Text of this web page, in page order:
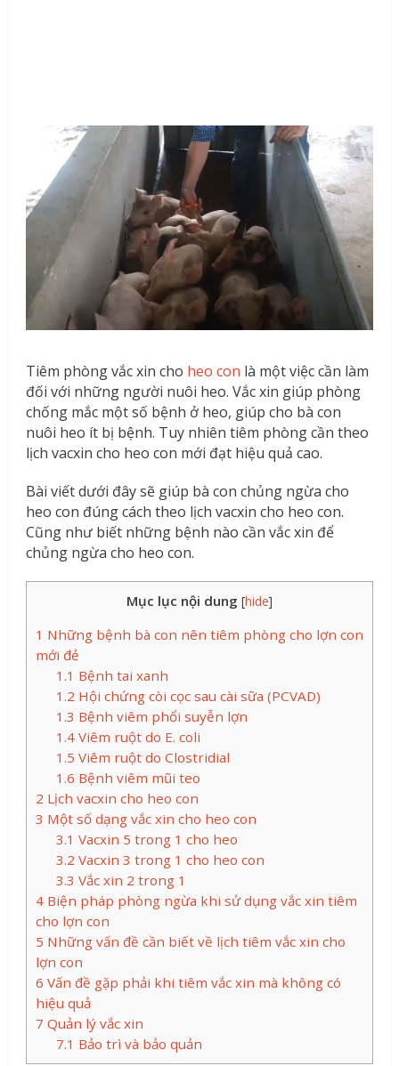
Tiêm phòng vắc xin cho heo con là một việc cần làm
đối với những người nuôi heo. Vắc xin giúp phòng
chống mắc một số bệnh ở heo, giúp cho bà con
nuôi heo ít bị bệnh. Tuy nhiên tiêm phòng cần theo
lịch vacxin cho heo con mới đạt hiệu quả cao.
Bài viết dưới đây sẽ giúp bà con chủng ngừa cho
heo con đúng cách theo lịch vacxin cho heo con.
Cũng như biết những bệnh nào cần vắc xin để
chủng ngừa cho heo con.
Mục lục nội dung [hide]
1 Những bệnh bà con nên tiêm phòng cho lợn con
mới đẻ
1.1 Bệnh tai xanh
1.2 Hội chứng còi cọc sau cài sữa (PCVAD)
1.3 Bệnh viêm phổi suyễn lợn
1.4Viêm ruột do E. coli
1.5 Viêm ruột do Clostridial
1.6 Bệnh viêm mũi teo
2 Lịch vacxin cho heo con
3 Một số dạng vắc xin cho heo con
3.1 Vacxin 5 trong 1 cho heo
3.2 Vacxin 3 trong 1 cho heo con
3.3 Vắc xin 2 trong 1
4Biện pháp phòng ngừa khi sử dụng vắc xin tiêm
cho lợn con
5 Những vấn đề cần biết về lịch tiêm vắc xin cho
lợn con
6 Vấn đề gặp phải khi tiêm vắc xin mà không có
hiệu quả
7 Quản lý vắc xin
7.1 Bảo trì và bảo quản